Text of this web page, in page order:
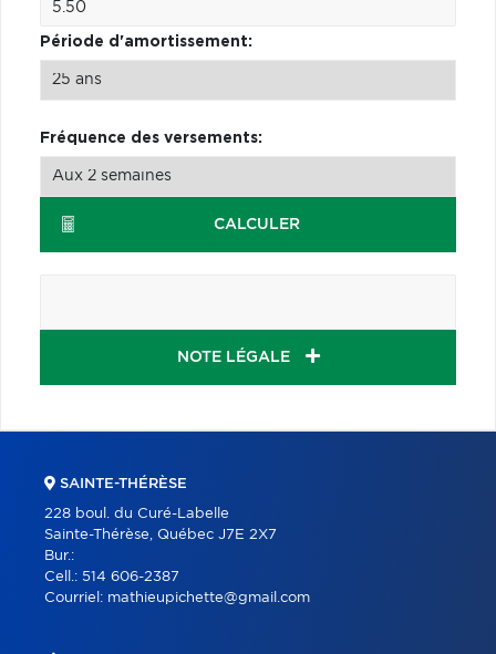
Période d'amortissement:
Fréquence des versements:
CALCULER
NOTE LÉGALE
SAINTE-THÉRÈSE
228 boul. du Curé-Labelle
Sainte-Thérèse, Québec J7E 2X7
Bur.:
Cell.: 514 606-2387
Courriel: mathieupichette@gmail.com